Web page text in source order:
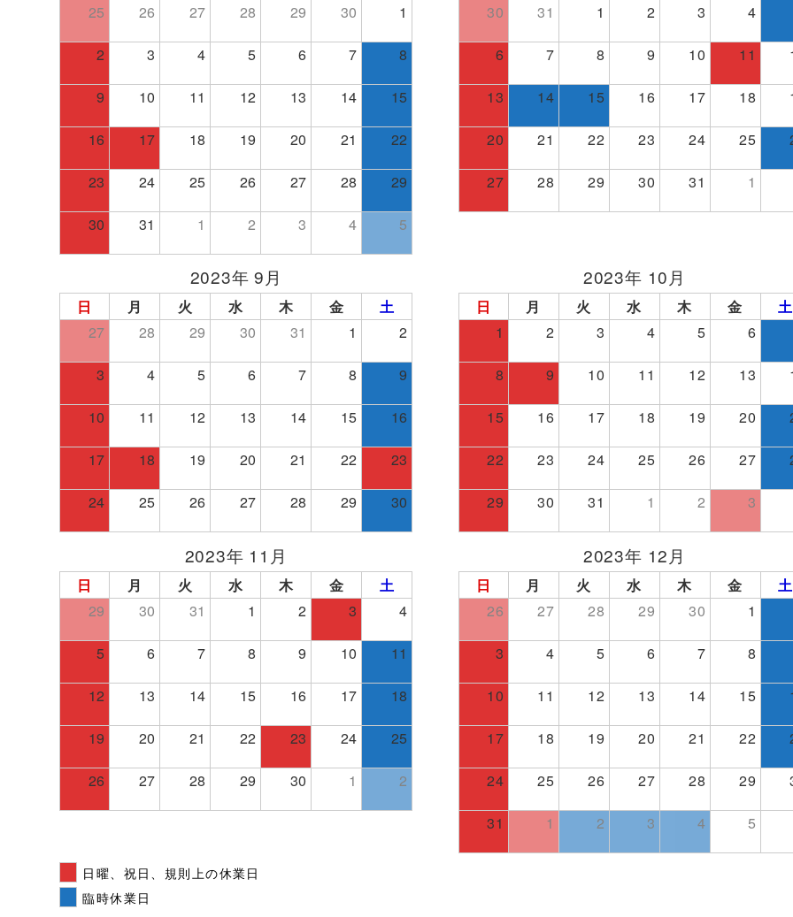
25
26 27 28 29 30 1
2 3 4 5 6 7 8
9 10 11 12 13 14 15
16 17 18 19 20 21 22
23 24 25 26 27 28 29
30 31 1 2 3 4 5
30
31 1 2 3 4
6 7 8 9 10 11
13 14 15 16 17 18
20 21 22 23 24 25
27 28 29 30 31 1
2023年 9月
日 月 火 水 木 金
土
27
28 29 30 31 1 2
3 4 5 6 7 8 9
10 11 12 13 14 15 16
17 18 19 20 21 22 23
24 25 26 27 28 29 30
2023年 10月
日 月 火 水 木 金
土
1
2 3 4 5 6
8 9 10 11 12 13
15 16 17 18 19 20
22 23 24 25 26 27
29 30 31 1 2 3
2023年 11月
日 月 火 水 木 金
土
29
30 31 1 2 3 4
5 6 7 8 9 10 11
12 13 14 15 16 17 18
19 20 21 22 23 24 25
26 27 28 29 30 1 2
2023年 12月
日 月 火 水 木 金
土
26
27 28 29 30 1
3 4 5 6 7 8
10 11 12 13 14 15
17 18 19 20 21 22
24 25 26 27 28 29
31 1 2 3 4 5
日曜、祝日、規則上の休業日
臨時休業日